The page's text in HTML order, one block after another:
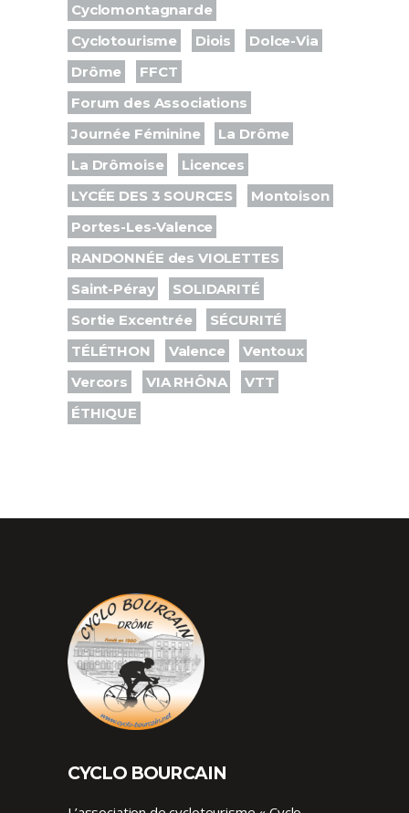
Cyclomontagnarde
Cyclotourisme
Diois
Dolce-Via
Drôme
FFCT
Forum des Associations
Journée Féminine
La Drôme
La Drômoise
Licences
LYCÉE DES 3 SOURCES
Montoison
Portes-Les-Valence
RANDONNÉE des VIOLETTES
Saint-Péray
SOLIDARITÉ
Sortie Excentrée
SÉCURITÉ
TÉLÉTHON
Valence
Ventoux
Vercors
VIA RHÔNA
VTT
ÉTHIQUE
CYCLO BOURCAIN